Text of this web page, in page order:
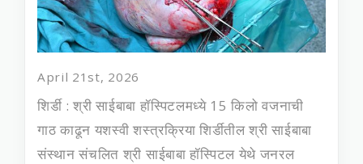
April 21st, 2026
शिर्डी : श्री साईबाबा हॉस्पिटलमध्ये 15 किलो वजनाची
गाठ काढून यशस्वी शस्त्रक्रिया शिर्डीतील श्री साईबाबा
संस्थान संचलित श्री साईबाबा हॉस्पिटल येथे जनरल